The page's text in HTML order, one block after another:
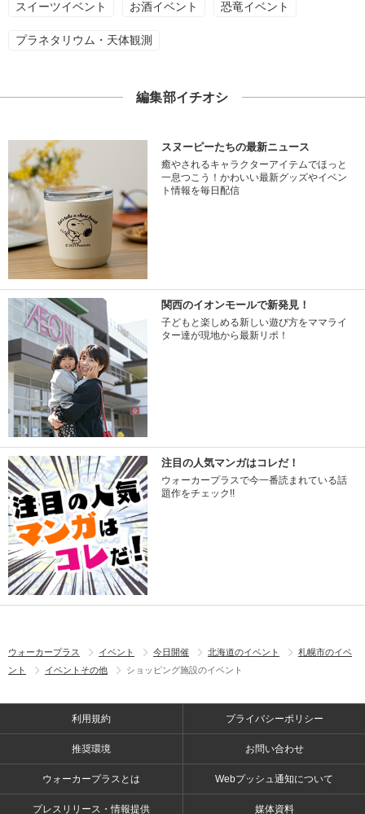
スイーツイベント お酒イベント 恐竜イベント
プラネタリウム・天体観測
編集部イチオシ
スヌーピーたちの最新ニュース
癒やされるキャラクターアイテムでほっと
一息つこう！かわいい最新グッズやイベン
ト情報を毎日配信
関西のイオンモールで新発見！
子どもと楽しめる新しい遊び方をママライ
ター達が現地から最新リポ！
注目の人気マンガはコレだ！
ウォーカープラスで今一番読まれている話
題作をチェック!!
ウォーカープラス イベント 今日開催 北海道のイベント
札幌市のイベ
ント
イベントその他 ショッピング施設のイベント
利用規約 プライバシーポリシー
推奨環境 お問い合わせ
ウォーカープラスとは Webプッシュ通知について
プレスリリース・情報提供 媒体資料